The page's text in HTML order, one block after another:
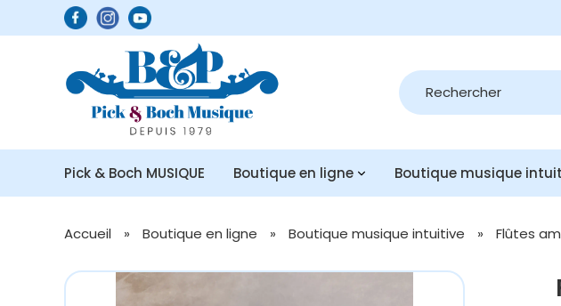
Recherche
de
produits
Pick & Boch MUSIQUE Boutique en ligne Boutique musique
Accueil » Boutique en ligne » Boutique musique intuitive » Flûtes